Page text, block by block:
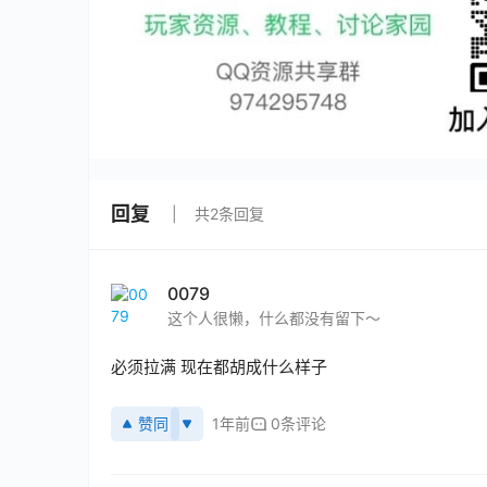
回复 共2条回复
0079
这个人很懒，什么都没有留下～
必须拉满 现在都胡成什么样子
赞同 1年前 0条评论